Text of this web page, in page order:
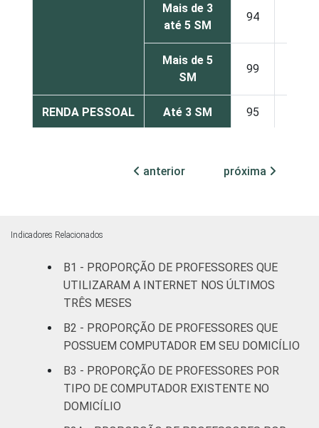
Mais de 3
até 5 SM
94
Mais de 5
SM
99
RENDA PESSOAL Até 3 SM 95
até 5 SM
Centro-
Nordeste 93 68
Sudeste 99
anterior próxima
Indicadores Relacionados
B1 - PROPORÇÃO DE PROFESSORES QUE
UTILIZARAM A INTERNET NOS ÚLTIMOS
TRÊS MESES
B2 - PROPORÇÃO DE PROFESSORES QUE
POSSUEM COMPUTADOR EM SEU DOMICÍLIO
B3 - PROPORÇÃO DE PROFESSORES POR
TIPO DE COMPUTADOR EXISTENTE NO
DOMICÍLIO